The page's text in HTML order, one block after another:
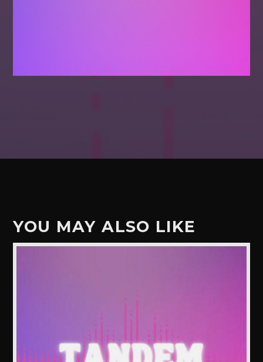
YOU MAY ALSO LIKE